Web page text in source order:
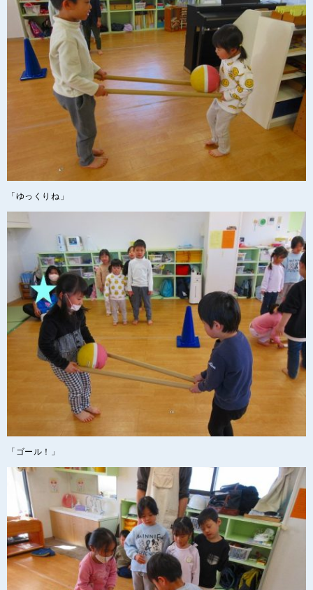
「ゆっくりね」
「ゴール！」